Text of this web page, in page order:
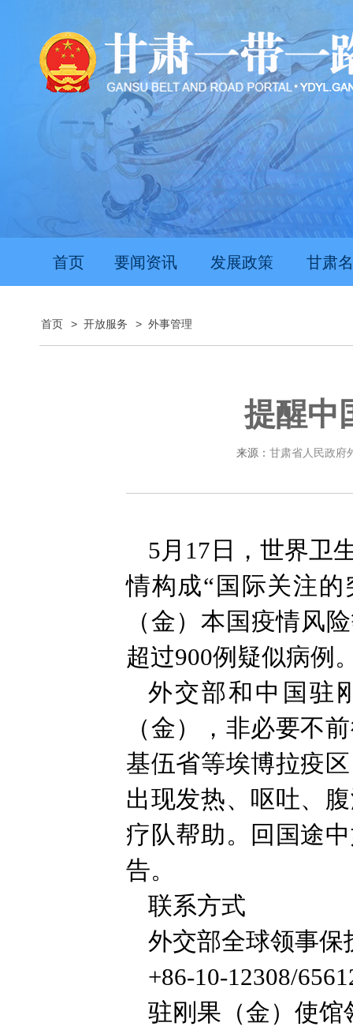
首页 要闻资讯 发展政策 甘肃
首页 > 开放服务 > 外事管理
提醒中
来源： 甘肃省人民政府
5月17日，世界卫
情构成“国际关注
（金）本国疫情风
超过900例疑似病例
外交部和中国驻
（金），非必要不
基伍省等埃博拉疫
出现发热、呕吐、
疗队帮助。回国途
告。
联系方式
外交部全球领事保
+86-10-12308/
驻刚果（金）使馆